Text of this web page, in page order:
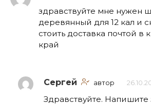
здравствуйте мне нужен
деревянный для 12 кал и
стоить доставка почтой в
край
Сергей автор
Здравствуйте. Напишите